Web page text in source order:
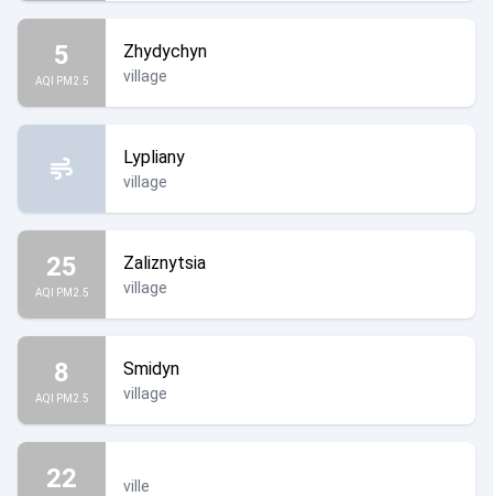
5
AQI PM2.5
Zhydychyn
village
Lypliany
village
25
AQI PM2.5
Zaliznytsia
village
8
AQI PM2.5
Smidyn
village
22 ville